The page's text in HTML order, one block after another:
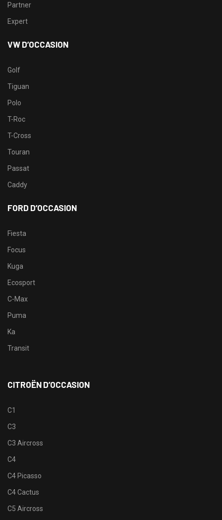
Partner
Expert
VW D’OCCASION
Golf
Tiguan
Polo
T-Roc
T-Cross
Touran
Passat
Caddy
FORD D’OCCASION
Fiesta
Focus
Kuga
Ecosport
C-Max
Puma
Ka
Transit
CITROËN D’OCCASION
C1
C3
C3 Aircross
C4
C4 Picasso
C4 Cactus
C5 Aircross